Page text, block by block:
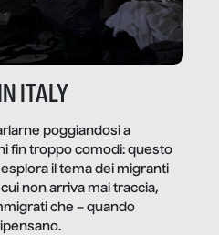
ITALY
poggiandosi a
fin troppo comodi: questo
il tema dei migranti
non arriva mai traccia,
che – quando